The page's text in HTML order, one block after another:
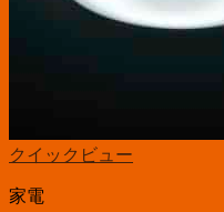
クイックビュー
家電